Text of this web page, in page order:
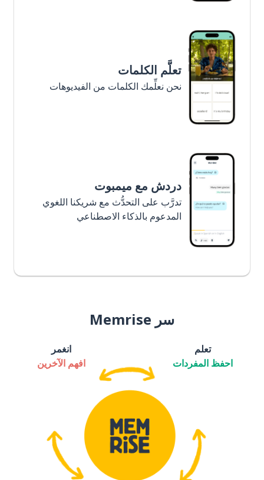
تعلَّم الكلمات
نحن نعلِّمك الكلمات من الفيديوهات
دردش مع ميمبوت
تدرَّب على التحدُّث مع شريكنا اللغوي
المدعوم بالذكاء الاصطناعي
سر Memrise
تعلم
احفظ المفردات
انغمر
افهم الآخرين